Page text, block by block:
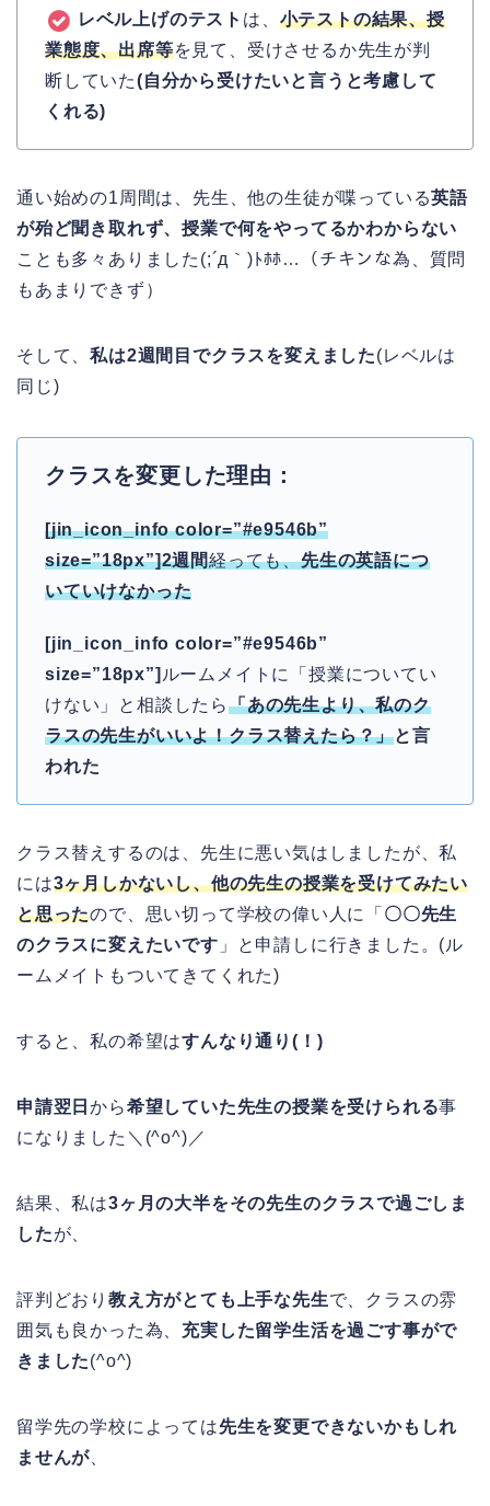
レベル上げのテスト は、 小テストの結果、授
業態度、出席等を見て、受けさせるか先生が判
断していた(自分から受けたいと言うと考慮して
くれる)
通い始めの1周間は、先生、他の生徒が喋っている英語
が殆ど聞き取れず、授業で何をやってるかわからない
ことも多々ありました(;´д｀)ﾄﾎﾎ…（チキンな為、質問
もあまりできず）
そして、私は2週間目でクラスを変えました(レベルは
同じ)
クラスを変更した理由：
[jin_icon_info color=”#e9546b”
size=”18px”]2週間経っても、先生の英語につ
いていけなかった
[jin_icon_info color=”#e9546b”
size=”18px”] ルームメイトに「授業についてい
けない」と相談したら「あの先生より、私のク
ラスの先生がいいよ！クラス替えたら？」と言
われた
クラス替えするのは、先生に悪い気はしましたが、私
には3ヶ月しかないし、他の先生の授業を受けてみたい
と思ったので、思い切って学校の偉い人に「 〇〇先生
のクラスに変えたいです 」と申請しに行きました。(ル
ームメイトもついてきてくれた)
すると、私の希望はすんなり通り(！)
申請翌日から希望していた先生の授業を受けられる事
になりました＼(^o^)／
結果、私は3ヶ月の大半をその先生のクラスで過ごしま
したが、
評判どおり 教え方がとても上手な先生で、クラスの雰
囲気も良かった為、 充実した留学生活を過ごす事がで
きました(^o^)
留学先の学校によっては先生を変更できないかもしれ
ませんが